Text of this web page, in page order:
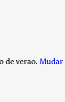
de verão.